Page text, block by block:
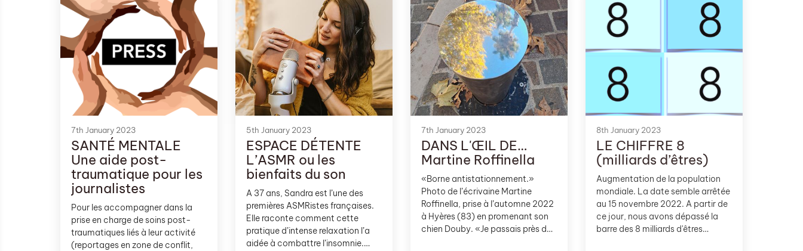
mixte créée par le CNRS et le
ministère de la Justice travaille en
partenariat avec les Archives
nationales de France. Sur son site,
Criminocorpus met gratuitement
à disposition un contenu riche et
varié sur l’histoire judiciaire
francophone côté français.
7th January 2023
SANTÉ MENTALE
Une aide post-
traumatique pour les
journalistes
Pour les accompagner dans la
prise en charge de soins post-
traumatiques liés à leur activité
(reportages en zone de conflit,
5th January 2023
ESPACE DÉTENTE
L’ASMR ou les
bienfaits du son
A 37 ans, Sandra est l’une des
premières ASMRistes françaises.
Elle raconte comment cette
pratique d’intense relaxation l’a
aidée à combattre l’insomnie.
7th January 2023
DANS L'ŒIL DE…
Martine Roffinella
«Borne antistationnement.»
Photo de l’écrivaine Martine
Roffinella, prise à l’automne 2022
à Hyères (83) en promenant son
chien Douby. «Je passais près de
8th January 2023
LE CHIFFRE 8
(milliards d’êtres)
Augmentation de la population
mondiale. La date semble arrêtée
au 15 novembre 2022. A partir de
ce jour, nous avons dépassé la
barre des 8 milliards d'êtres